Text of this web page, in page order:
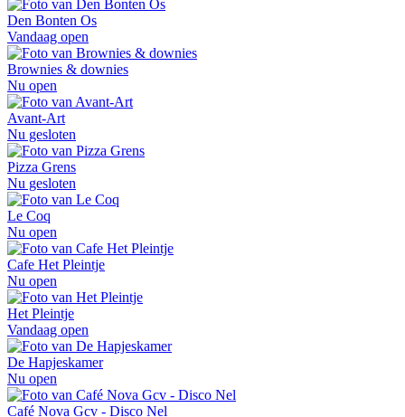
Den Bonten Os
Vandaag open
Brownies & downies
Nu open
Avant-Art
Nu gesloten
Pizza Grens
Nu gesloten
Le Coq
Nu open
Cafe Het Pleintje
Nu open
Het Pleintje
Vandaag open
De Hapjeskamer
Nu open
Café Nova Gcv - Disco Nel